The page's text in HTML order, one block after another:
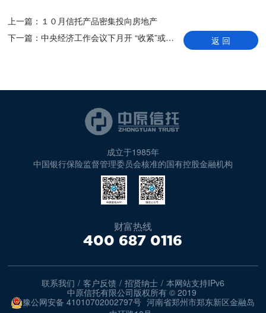
上一篇： １０月信托产品密集投向房地产
下一篇：中央经济工作会议下月开 “收紧”或仅限房地产 返 回
成立于1985年
中国银行保险监督管理委员会核准的国有控股金融机构
财富热线
400 687 0116
联系我们 / 客户反馈 / 招贤纳士 / 本网站支持IPv6
中原信托有限公司版权所有 © 2019
豫公网安备 41010702002797号 河南省郑州市郑东新区金融岛